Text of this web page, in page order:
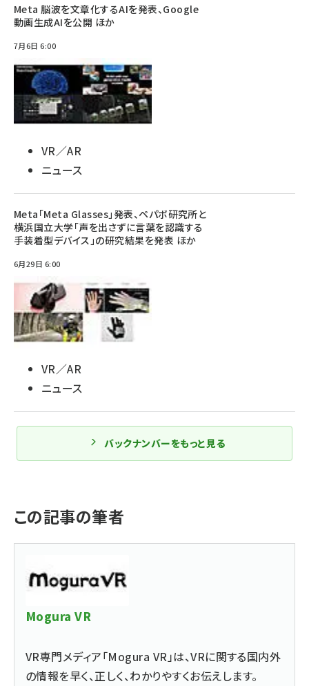
Meta 脳波を文章化するAIを発表、Google
動画生成AIを公開 ほか
7月6日 6:00
VR／AR
ニュース
Meta「Meta Glasses」発表、ペパボ研究所と
横浜国立大学「声を出さずに言葉を認識する
手装着型デバイス」の研究結果を発表 ほか
6月29日 6:00
VR／AR
ニュース
バックナンバーをもっと見る
この記事の筆者
Mogura VR
VR専門メディア「Mogura VR」は、VRに関する国内外
の情報を早く、正しく、わかりやすくお伝えします。